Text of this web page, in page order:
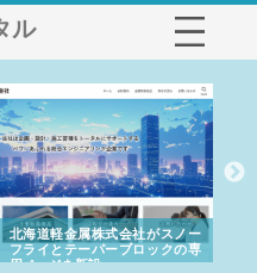
ル
北海道軽金属株式会社がスノー
フライとテーパーブロックの専
用ページを新設